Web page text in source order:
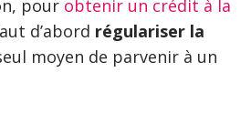
pour obtenir un crédit à la
d’abord régulariser la
moyen de parvenir à un